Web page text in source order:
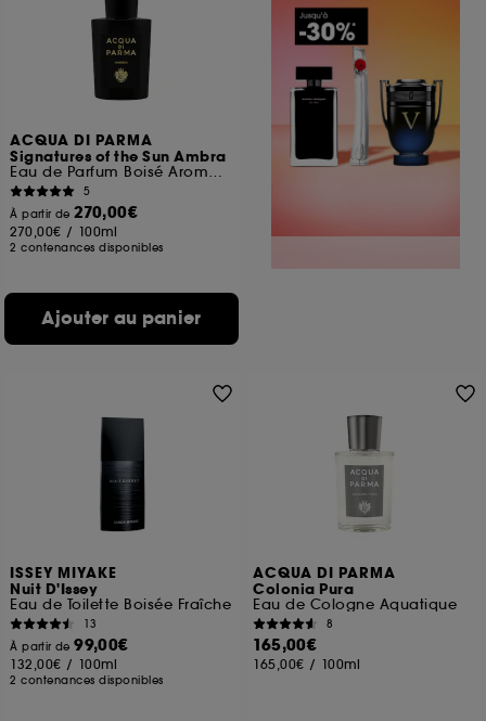
ACQUA DI PARMA
Signatures of the Sun Ambra
Eau de Parfum Boisé Aromatique
5
À partir de270,00€
270,00€ / 100ml
2 contenances disponibles
Ajouter au panier
ISSEY MIYAKE
Nuit D'Issey
Eau de Toilette Boisée Fraîche
13
À partir de99,00€
132,00€ / 100ml
2 contenances disponibles
ACQUA DI PARMA
Colonia Pura
Eau de Cologne Aquatique
8
165,00€
165,00€ / 100ml